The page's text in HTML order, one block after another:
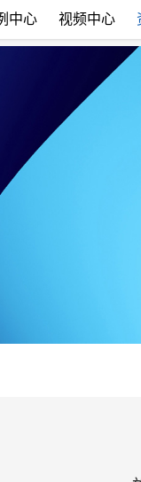
中心 视频中心